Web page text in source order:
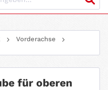
Vorderachse
für oberen